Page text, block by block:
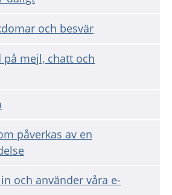
och besvär
på mejl, chatt och
påverkas av en
och använder våra e-